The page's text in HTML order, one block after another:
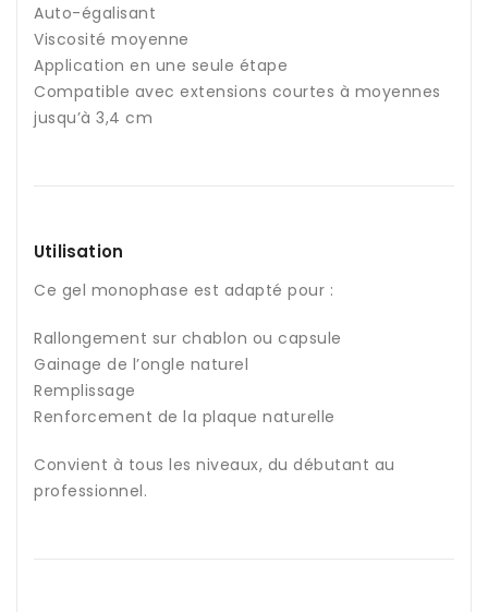
Auto-égalisant
Viscosité moyenne
Application en une seule étape
Compatible avec extensions courtes à moyennes
jusqu’à 3,4 cm
Utilisation
Ce gel monophase est adapté pour :
Rallongement sur chablon ou capsule
Gainage de l’ongle naturel
Remplissage
Renforcement de la plaque naturelle
Convient à tous les niveaux, du débutant au
professionnel.